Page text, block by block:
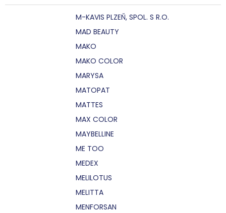
M-KAVIS PLZEŇ, SPOL. S R.O.
MAD BEAUTY
MAKO
MAKO COLOR
MARYSA
MATOPAT
MATTES
MAX COLOR
MAYBELLINE
ME TOO
MEDEX
MELILOTUS
MELITTA
MENFORSAN